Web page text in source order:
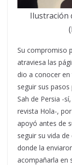
Ilustración
Su compromiso
atraviesa las
dio a conocer
seguir sus
Sah de Persia -
revista Hola-,
apoyó antes de
seguir su vida
donde la
acompañarla en